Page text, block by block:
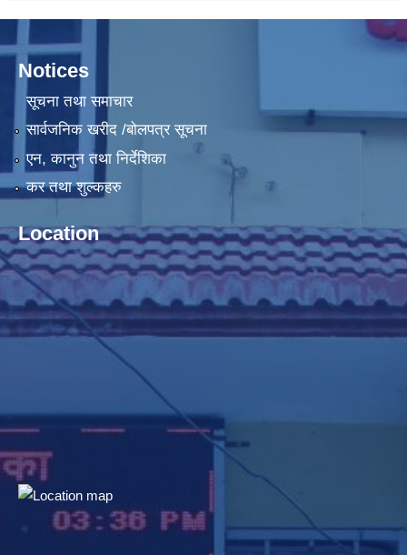
Notices
सूचना तथा समाचार
सार्वजनिक खरीद /बोलपत्र सूचना
एन, कानुन तथा निर्देशिका
कर तथा शुल्कहरु
Location